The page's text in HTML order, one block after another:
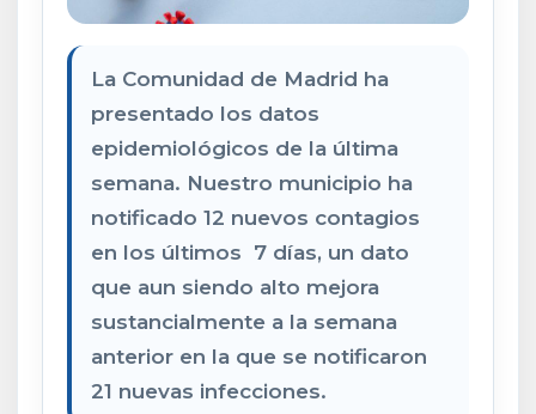
La Comunidad de Madrid ha
presentado los datos
epidemiológicos de la última
semana. Nuestro municipio ha
notificado 12 nuevos contagios
en los últimos 7 días, un dato
que aun siendo alto mejora
sustancialmente a la semana
anterior en la que se notificaron
21 nuevas infecciones.